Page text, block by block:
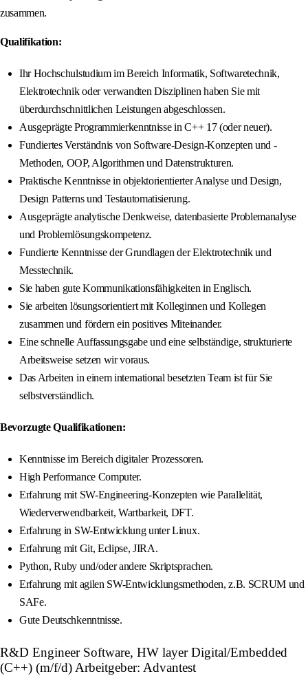
zusammen.
Qualifikation:
Ihr Hochschulstudium im Bereich Informatik, Softwaretechnik,
Elektrotechnik oder verwandten Disziplinen haben Sie mit
überdurchschnittlichen Leistungen abgeschlossen.
Ausgeprägte Programmierkenntnisse in C++ 17 (oder neuer).
Fundiertes Verständnis von Software-Design-Konzepten und -
Methoden, OOP, Algorithmen und Datenstrukturen.
Praktische Kenntnisse in objektorientierter Analyse und Design,
Design Patterns und Testautomatisierung.
Ausgeprägte analytische Denkweise, datenbasierte Problemanalyse
und Problemlösungskompetenz.
Fundierte Kenntnisse der Grundlagen der Elektrotechnik und
Messtechnik.
Sie haben gute Kommunikationsfähigkeiten in Englisch.
Sie arbeiten lösungsorientiert mit Kolleginnen und Kollegen
zusammen und fördern ein positives Miteinander.
Eine schnelle Auffassungsgabe und eine selbständige, strukturierte
Arbeitsweise setzen wir voraus.
Das Arbeiten in einem international besetzten Team ist für Sie
selbstverständlich.
Bevorzugte Qualifikationen:
Kenntnisse im Bereich digitaler Prozessoren.
High Performance Computer.
Erfahrung mit SW-Engineering-Konzepten wie Parallelität,
Wiederverwendbarkeit, Wartbarkeit, DFT.
Erfahrung in SW-Entwicklung unter Linux.
Erfahrung mit Git, Eclipse, JIRA.
Python, Ruby und/oder andere Skriptsprachen.
Erfahrung mit agilen SW-Entwicklungsmethoden, z.B. SCRUM und
SAFe.
Gute Deutschkenntnisse.
R&D Engineer Software, HW layer Digital/Embedded
(C++) (m/f/d) Arbeitgeber: Advantest